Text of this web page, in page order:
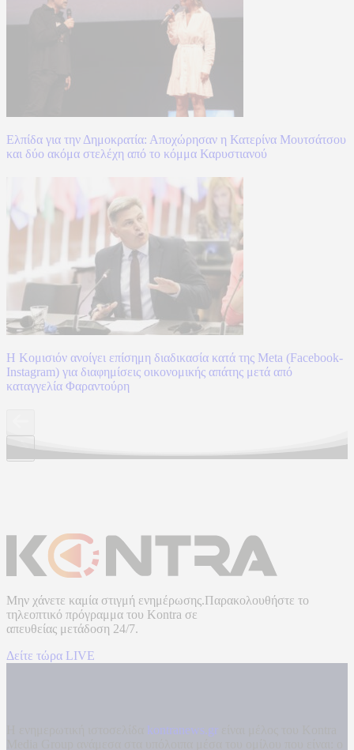
Ελπίδα για την Δημοκρατία: Αποχώρησαν η Κατερίνα Μουτσάτσου
και δύο ακόμα στελέχη από το κόμμα Καρυστιανού
Η Κομισιόν ανοίγει επίσημη διαδικασία κατά της Meta (Facebook-
Instagram) για διαφημίσεις οικονομικής απάτης μετά από
καταγγελία Φαραντούρη
Μην χάνετε καμία στιγμή ενημέρωσης.Παρακολουθήστε το
τηλεοπτικό πρόγραμμα του Kontra σε
απευθείας μετάδοση 24/7.
Δείτε τώρα LIVE
kontranews.gr